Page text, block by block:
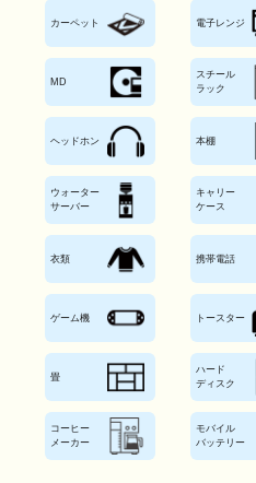
カーペット 電子レンジ
MD
スチール
ラック
ヘッドホン 本棚
ウォーター
サーバー
キャリー
ケース
衣類 携帯電話
ゲーム機 トースター
畳
ハード
ディスク
コーヒー
メーカー
モバイル
バッテリー